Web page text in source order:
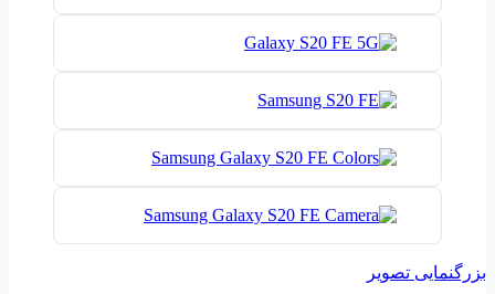
بزرگنمایی تصویر